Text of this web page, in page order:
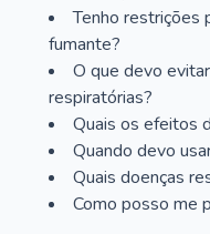
Tenho restrições
fumante?
O que devo
respiratórias?
Quais os efeitos
Quando devo
Quais doenças
Como posso me